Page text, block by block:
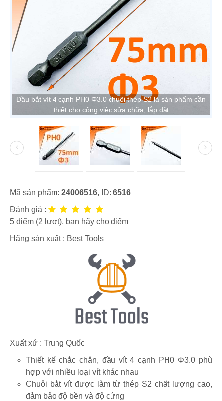
Đầu bắt vít 4 cạnh PH0 Φ3.0 chuôi thép S2 là sản phẩm cần
thiết cho công việc sửa chữa, lắp đặt
Mã sản phẩm: 24006516, ID: 6516
Đánh giá :
5 điểm (2 lượt), bạn hãy cho điểm
Hãng sản xuất : Best Tools
Xuất xứ : Trung Quốc
Thiết kế chắc chắn, đầu vít 4 cạnh PH0 Φ3.0 phù
hợp với nhiều loại vít khác nhau
Chuôi bắt vít được làm từ thép S2 chất lượng cao,
đảm bảo độ bền và độ cứng